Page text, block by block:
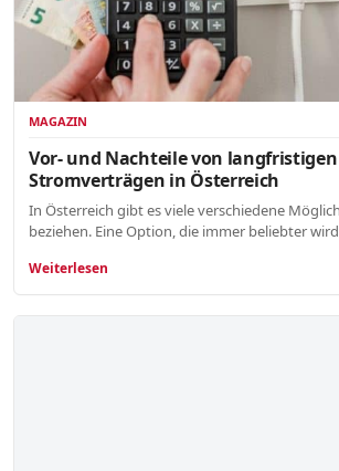
MAGAZIN
Vor- und Nachteile von langfristigen
Stromverträgen in Österreich
In Österreich gibt es viele verschiedene
beziehen. Eine Option, die immer beliebter
Weiterlesen